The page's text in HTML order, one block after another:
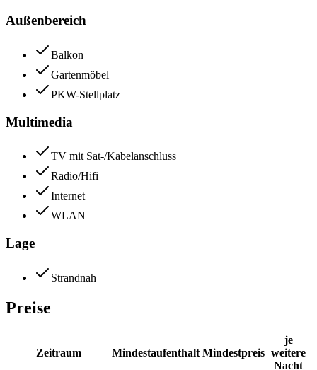
Außenbereich
Balkon
Gartenmöbel
PKW-Stellplatz
Multimedia
TV mit Sat-/Kabelanschluss
Radio/Hifi
Internet
WLAN
Lage
Strandnah
Preise
Zeitraum Mindestaufenthalt Mindestpreis
je
weitere
Nacht